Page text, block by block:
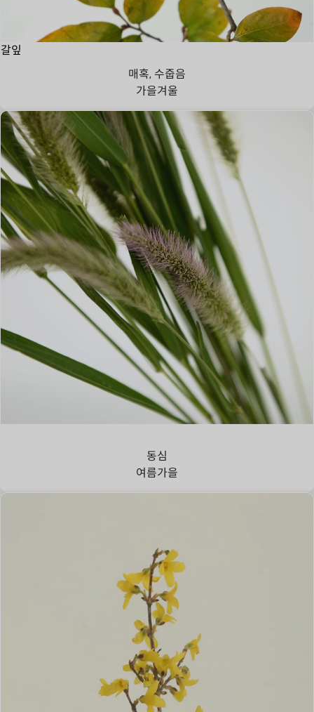
갈잎
매혹, 수줍음
가을겨울
동심
여름가을